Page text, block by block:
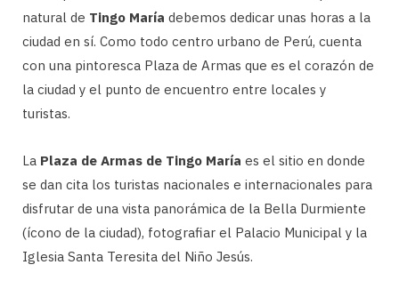
natural de Tingo María debemos dedicar unas horas a la
ciudad en sí. Como todo centro urbano de Perú, cuenta
con una pintoresca Plaza de Armas que es el corazón de
la ciudad y el punto de encuentro entre locales y
turistas.
La Plaza de Armas de Tingo María es el sitio en donde
se dan cita los turistas nacionales e internacionales para
disfrutar de una vista panorámica de la Bella Durmiente
(ícono de la ciudad), fotografiar el Palacio Municipal y la
Iglesia Santa Teresita del Niño Jesús.